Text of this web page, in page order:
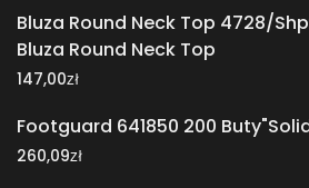
Bluza Round Neck Top 4728/
Bluza Round Neck Top
147,00zł
Footguard 641850 200
260,09zł